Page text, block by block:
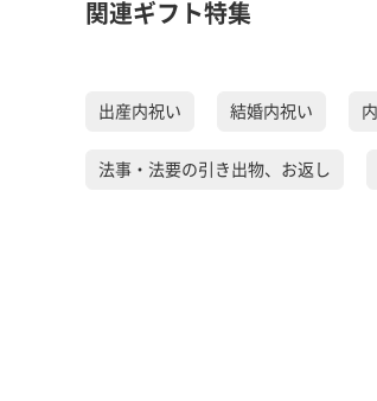
関連ギフト特集
出産内祝い 結婚内祝い
法事・法要の引き出物、お返し